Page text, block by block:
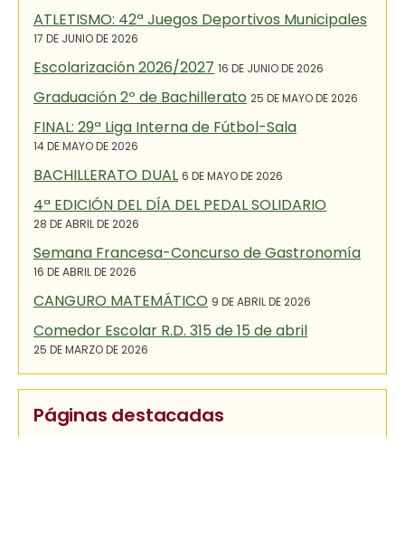
ATLETISMO: 42ª Juegos Deportivos Municipales
17 DE JUNIO DE 2026
Escolarización 2026/2027 16 DE JUNIO DE 2026
Graduación 2º de Bachillerato 25 DE MAYO DE 2026
FINAL: 29ª Liga Interna de Fútbol-Sala
14 DE MAYO DE 2026
BACHILLERATO DUAL 6 DE MAYO DE 2026
4ª EDICIÓN DEL DÍA DEL PEDAL SOLIDARIO
28 DE ABRIL DE 2026
Semana Francesa-Concurso de Gastronomía
16 DE ABRIL DE 2026
CANGURO MATEMÁTICO 9 DE ABRIL DE 2026
Comedor Escolar R.D. 315 de 15 de abril
25 DE MARZO DE 2026
Páginas destacadas